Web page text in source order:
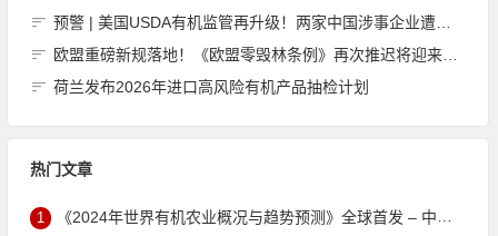
预警 | 美国USDA有机监管再升级！两家中国涉事企业遭严查，2025年进口数据全面公开
欧盟重磅新规落地！《欧盟零毁林条例》再次推迟将迎来重大调整，企业合规负担大幅减轻
荷兰发布2026年进口高风险有机产品抽检计划
热门文章
1 《2024年世界有机农业概况与趋势预测》全球首发 – 中国有机市场规模跻身世界第三